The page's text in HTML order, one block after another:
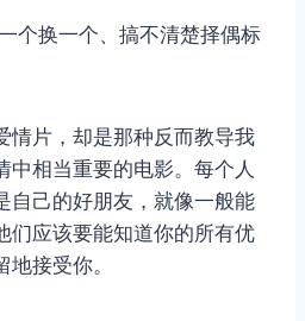
个换一个、搞不清楚择偶标
情片，却是那种反而教导我
中相当重要的电影。每个人
自己的好朋友，就像一般能
们应该要能知道你的所有优
接受你。